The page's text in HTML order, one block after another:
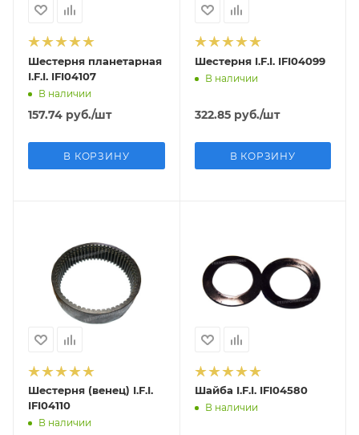
Шестерня планетарная
I.F.I. IFI04107
В наличии
157.74 руб./шт
В КОРЗИНУ
Шестерня I.F.I. IFI04099
В наличии
322.85руб./шт
В КОРЗИНУ
Шестерня (венец) I.F.I.
IFI04110
В наличии
Шайба I.F.I. IFI04580
В наличии